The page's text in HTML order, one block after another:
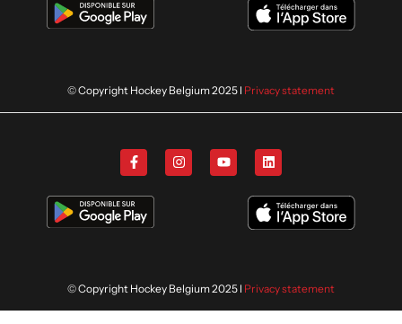
© Copyright Hockey Belgium 2025 I Privacy statement
© Copyright Hockey Belgium 2025 I Privacy statement